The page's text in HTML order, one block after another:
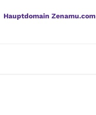
Hauptdomain Zenamu.com